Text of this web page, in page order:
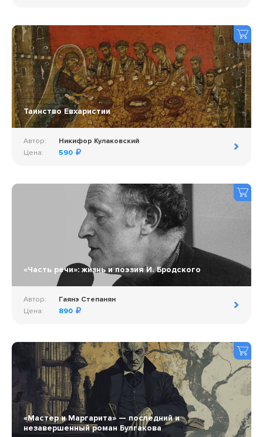
Таинство Евхаристии
Автор:
Никифор Кулаковский
Цена:
590
«Часть речи»: жизнь и поэзия И. Бродского
Автор:
Гаянэ Степанян
Цена:
890
«Мастер и Маргарита» — последний и
незавершенный роман Булгакова